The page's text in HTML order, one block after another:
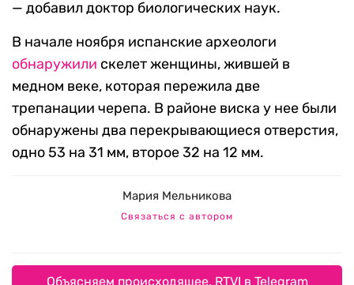
— добавил доктор биологических наук.
В начале ноября испанские археологи
обнаружили скелет женщины, жившей в
медном веке, которая пережила две
трепанации черепа. В районе виска у нее были
обнаружены два перекрывающиеся отверстия,
одно 53 на 31 мм, второе 32 на 12 мм.
Мария Мельникова
Связаться с автором
Объясняем происходящее. RTVI в Telegram